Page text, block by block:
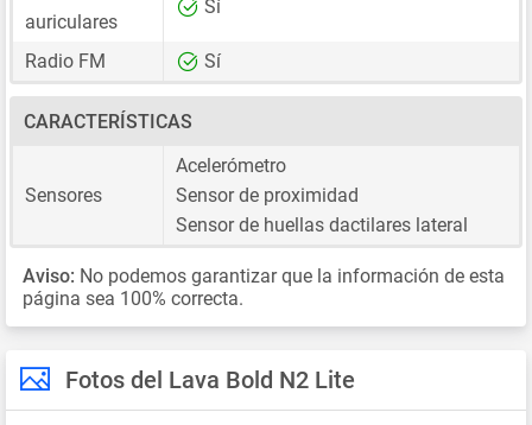
auriculares
Sí
Radio FM Sí
CARACTERÍSTICAS
Sensores
Acelerómetro
Sensor de proximidad
Sensor de huellas dactilares lateral
Aviso: No podemos garantizar que la información de esta
página sea 100% correcta.
Fotos del Lava Bold N2 Lite